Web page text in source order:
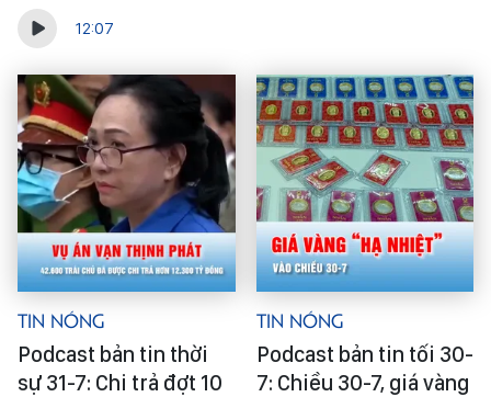
12:07
Tin Nóng
Podcast bản tin thời
sự 31-7: Chi trả đợt 10
Tin Nóng
Podcast bản tin tối 30-
7: Chiều 30-7, giá vàng